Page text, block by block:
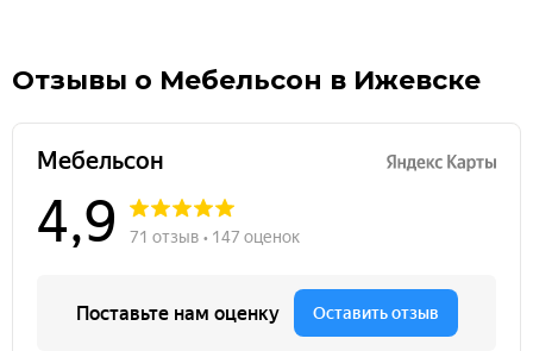
Отзывы о Мебельсон в Ижевске